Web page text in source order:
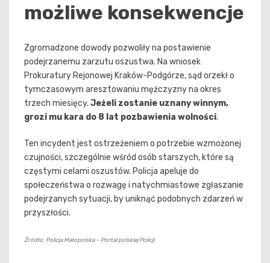
możliwe konsekwencje
Zgromadzone dowody pozwoliły na postawienie
podejrzanemu zarzutu oszustwa. Na wniosek
Prokuratury Rejonowej Kraków-Podgórze, sąd orzekł o
tymczasowym aresztowaniu mężczyzny na okres
trzech miesięcy. Jeżeli zostanie uznany winnym,
grozi mu kara do 8 lat pozbawienia wolności.
Ten incydent jest ostrzeżeniem o potrzebie wzmożonej
czujności, szczególnie wśród osób starszych, które są
częstymi celami oszustów. Policja apeluje do
społeczeństwa o rozwagę i natychmiastowe zgłaszanie
podejrzanych sytuacji, by uniknąć podobnych zdarzeń w
przyszłości.
Źródło: Policja Małopolska – Portal polskiej Policji